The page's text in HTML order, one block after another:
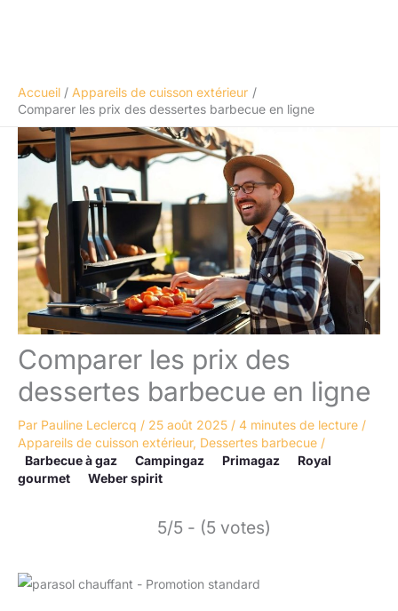
Accueil
Appareils de cuisson extérieur
Comparer les prix des dessertes barbecue en ligne
Comparer les prix des
dessertes barbecue en ligne
Par Pauline Leclercq / 25 août 2025 / 4 minutes de lecture /
Appareils de cuisson extérieur, Dessertes barbecue /
Barbecue à gaz
Campingaz Primagaz
Royal
gourmet
Weber spirit
5/5 - (5 votes)